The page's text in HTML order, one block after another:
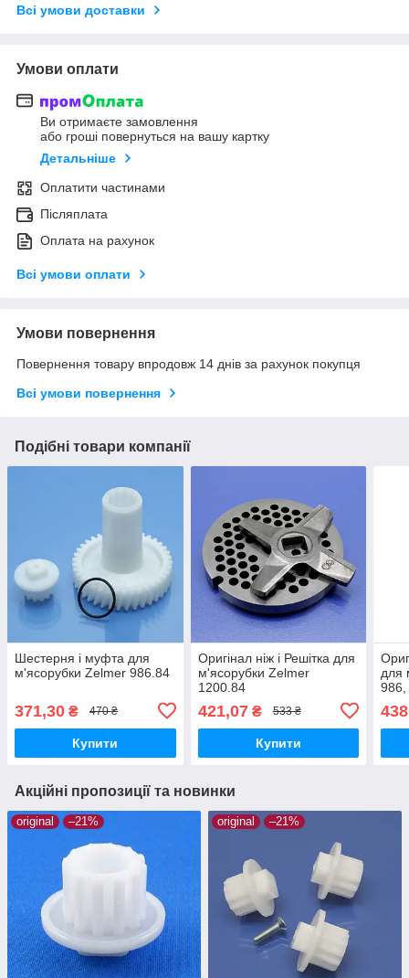
Всі умови доставки
Умови оплати
Ви отримаєте замовлення
або гроші повернуться на вашу картку
Детальніше
Оплатити частинами
Післяплата
Оплата на рахунок
Всі умови оплати
Умови повернення
Повернення товару впродовж 14 днів за рахунок покупця
Всі умови повернення
Подібні товари компанії
Шестерня і муфта для
м'ясорубки Zelmer 986.84
371,30 ₴ 470 ₴
Купити
Оригінал ніж і Решітка для
м'ясорубки Zelmer
1200.84
421,07₴ 533 ₴
Купити
для
Акційні пропозиції та новинки
original –21% original –21%